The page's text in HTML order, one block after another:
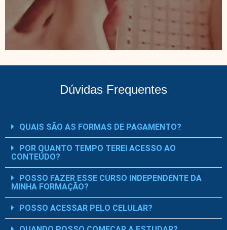
Dúvidas Frequentes
QUAIS SÃO AS FORMAS DE PAGAMENTO?
POR QUANTO TEMPO TEREI ACESSO AO
CONTEÚDO?
POSSO FAZER ESSE CURSO INDEPENDENTE DA
MINHA FORMAÇÃO?
POSSO ACESSAR PELO CELULAR?